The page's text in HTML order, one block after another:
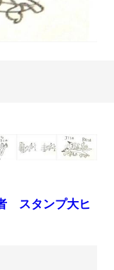
スタンプ大ヒ